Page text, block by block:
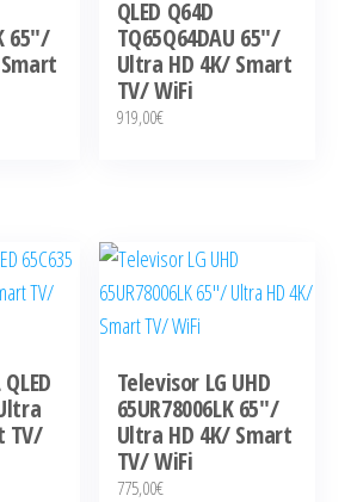
65″/
QLED Q64D
TQ65Q64DAU 65″/
Ultra HD 4K/ Smart
TV/ WiFi
919,00€
TV/
Televisor LG UHD
65UR78006LK 65″/
Ultra HD 4K/ Smart
TV/ WiFi
775,00€